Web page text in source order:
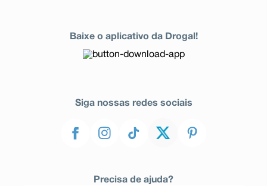
Baixe o aplicativo da Drogal!
Siga nossas redes sociais
Precisa de ajuda?